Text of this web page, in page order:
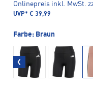
Onlinepreis inkl. MwSt.
UVP* € 39,99
Farbe: Braun